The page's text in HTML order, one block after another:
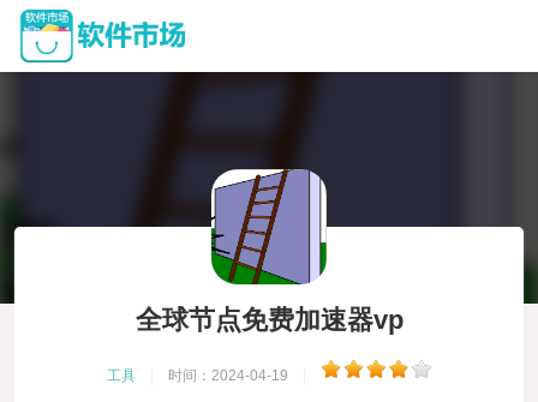
全球节点免费加速器vp
工具 时间：2024-04-19